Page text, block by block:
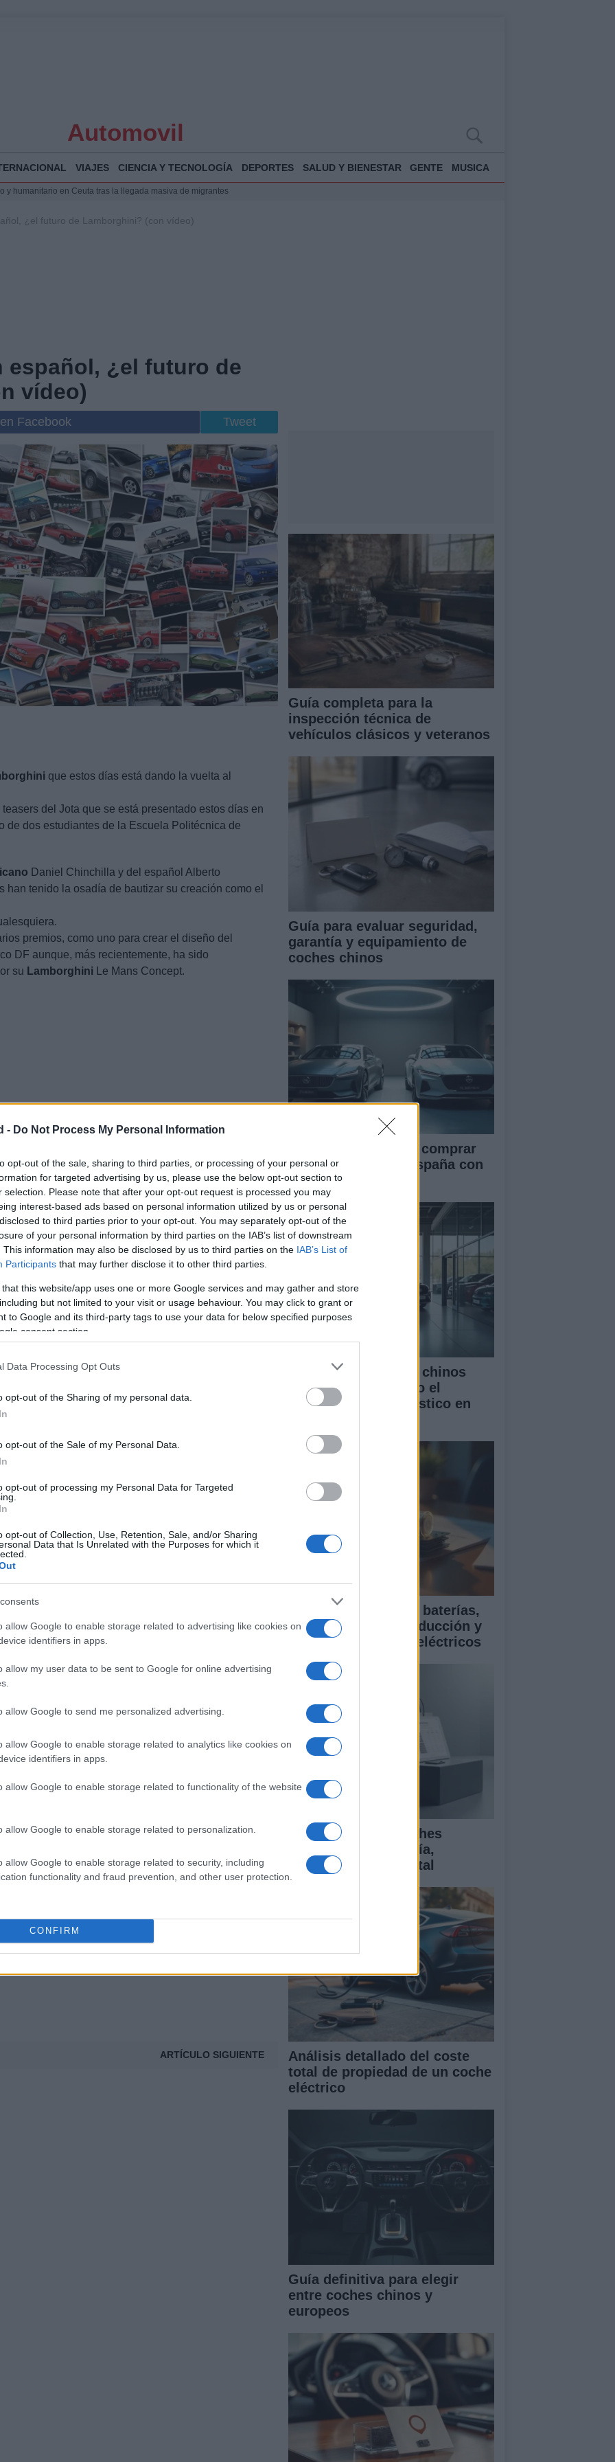
- Do Not Process My Personal Information
opt-out of the sale, sharing to third parties, or processing of your personal or
for targeted advertising by us, please use the below opt-out section to
selection. Please note that after your opt-out request is processed you may
interest-based ads based on personal information utilized by us or personal
to third parties prior to your opt-out. You may separately opt-out of the
of your personal information by third parties on the IAB’s list of downstream
This information may also be disclosed by us to third parties on the IAB’s List of
Participants that may further disclose it to other third parties.
that this website/app uses one or more Google services and may gather and store
but not limited to your visit or usage behaviour. You may click to grant or
to Google and its third-party tags to use your data for below specified purposes
consent section.
Data Processing Opt Outs
opt-out of the Sharing of my personal data.
opt-out of the Sale of my Personal Data.
opt-out of processing my Personal Data for Targeted
opt-out of Collection, Use, Retention, Sale, and/or Sharing
Data that Is Unrelated with the Purposes for which it
allow Google to enable storage related to advertising like cookies on
identifiers in apps.
allow my user data to be sent to Google for online advertising
allow Google to send me personalized advertising.
allow Google to enable storage related to analytics like cookies on
identifiers in apps.
allow Google to enable storage related to functionality of the website
allow Google to enable storage related to personalization.
allow Google to enable storage related to security, including
functionality and fraud prevention, and other user protection.
CONFIRM
Automovil
VIAJES CIENCIA Y TECNOLOGÍA DEPORTES SALUD Y BIENESTAR GENTE MUSICA
y humanitario en Ceuta tras la llegada masiva de migrantes
pabellón de la Expo de Zaragoza en centro sanitario clave
¿el futuro de Lamborghini? (con vídeo)
español, ¿el futuro de
vídeo)
Facebook Tweet
que estos días está dando la vuelta al
del Jota que se está presentado estos días en
de dos estudiantes de la Escuela Politécnica de
Daniel Chinchilla y del español Alberto
han tenido la osadía de bautizar su creación como el
premios, como uno para crear el diseño del
DF aunque, más recientemente, ha sido
su Lamborghini Le Mans Concept.
se inspiró nada menos que en los cortes de los
entre todos los presentados por sus
del campeonato de España de Karting a principios
muchos otros tuvo que abandonar la competición
Alonso que llegó incluso a ejercer de mecánico
amistad.
termine diseñando el coche que conduzca el otro.
ver en las imágenes y el vídeo, resulta
ha sido supervisado por el propio Filipo
fue que su creación pudiera construirse sobre la
inspiración, decidieron tomar prestados
más modernos, como el F-22 Raptor nada menos.
de esos dos.
leer más sobre Super Car, entra aquí.
ARTÍCULO SIGUIENTE
Guía completa para la
inspección técnica de
vehículos clásicos y veteranos
Guía para evaluar seguridad,
garantía y equipamiento de
coches chinos
Guía definitiva para comprar
coches chinos en España con
seguridad
Cómo los vehículos chinos
están transformando el
mercado automovilístico en
Guía para comparar baterías,
asistencias a la conducción y
garantía en coches eléctricos
Comparativa de coches
eléctricos: tecnología,
garantías y coste total
Análisis detallado del coste
total de propiedad de un coche
eléctrico
Guía definitiva para elegir
entre coches chinos y
europeos